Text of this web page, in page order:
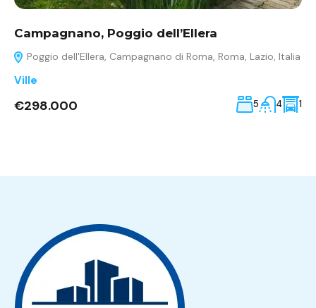
Campagnano, Poggio dell’Ellera
Poggio dell'Ellera, Campagnano di Roma, Roma, Lazio, Italia
Ville
€298.000 5 4 1